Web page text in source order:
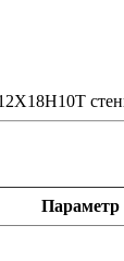
Параметр